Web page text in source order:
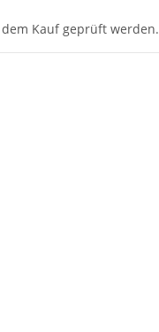
Kauf geprüft werden.